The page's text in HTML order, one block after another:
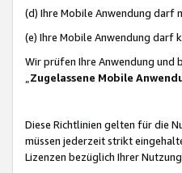
(d) Ihre Mobile Anwendung darf
(e) Ihre Mobile Anwendung darf
Wir prüfen Ihre Anwendung und
„Zugelassene Mobile
Diese Richtlinien gelten für die
müssen jederzeit strikt
Lizenzen bezüglich Ihrer